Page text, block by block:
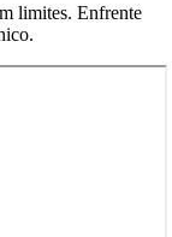
limites. Enfrente